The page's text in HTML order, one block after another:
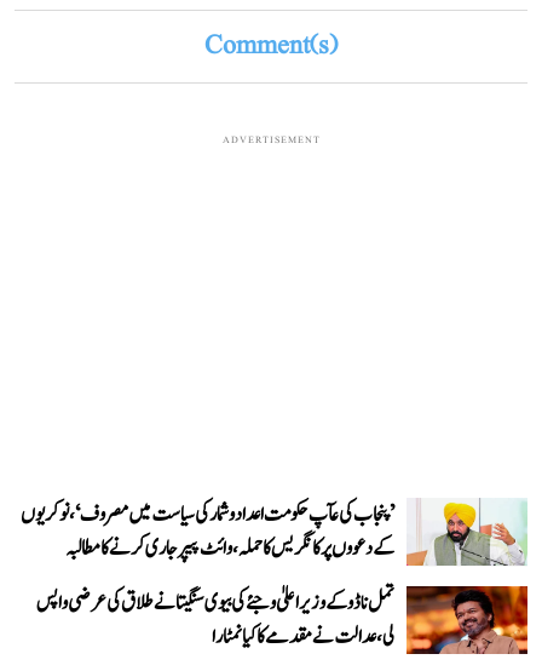
Comment(s)
ADVERTISEMENT
’پنجاب کی عآپ حکومت اعداد و شمار کی سیاست میں مصروف‘، نوکریوں
کے دعووں پر کانگریس کا حملہ، وائٹ پیپر جاری کرنے کا مطالبہ
تمل ناڈو کے وزیر اعلیٰ وجئے کی بیوی سنگیتا نے طلاق کی عرضی واپس
لی، عدالت نے مقدمے کا کیا نمٹارا